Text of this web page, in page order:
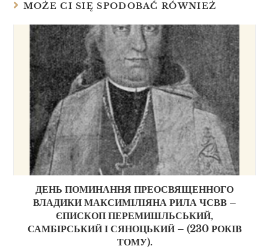
MOŻE CI SIĘ SPODOBAĆ RÓWNIEŻ
ДЕНЬ ПОМИНАННЯ ПРЕОСВЯЩЕННОГО
ВЛАДИКИ МАКСИМІЛІЯНА РИЛА ЧСВВ –
ЄПИСКОП ПЕРЕМИШЛЬСЬКИЙ,
САМБІРСЬКИЙ І СЯНОЦЬКИЙ – (230 РОКІВ
ТОМУ).